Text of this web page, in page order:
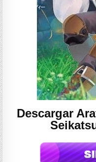
Descargar